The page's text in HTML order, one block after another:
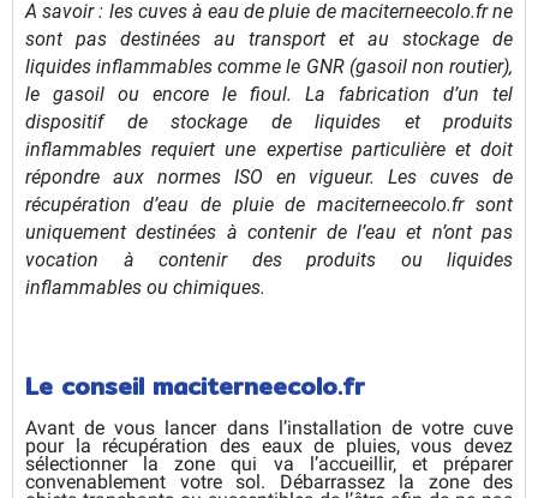
A savoir : les cuves à eau de pluie de maciterneecolo.fr ne
sont pas destinées au transport et au stockage de
liquides inflammables comme le GNR (gasoil non routier),
le gasoil ou encore le fioul. La fabrication d’un tel
dispositif de stockage de liquides et produits
inflammables requiert une expertise particulière et doit
répondre aux normes ISO en vigueur. Les cuves de
récupération d’eau de pluie de maciterneecolo.fr sont
uniquement destinées à contenir de l’eau et n’ont pas
vocation à contenir des produits ou liquides
inflammables ou chimiques.
Le conseil maciterneecolo.fr
Avant de vous lancer dans l’installation de votre cuve
pour la récupération des eaux de pluies, vous devez
sélectionner la zone qui va l’accueillir, et préparer
convenablement votre sol. Débarrassez la zone des